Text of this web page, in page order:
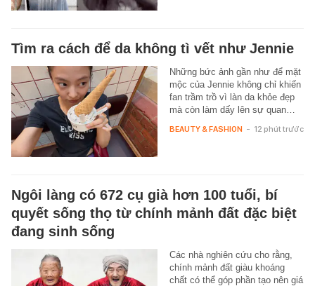
Tìm ra cách để da không tì vết như Jennie
Những bức ảnh gần như để mặt
mộc của Jennie không chỉ khiến
fan trầm trồ vì làn da khỏe đẹp
mà còn làm dấy lên sự quan…
BEAUTY & FASHION - 12 phút trước
Ngôi làng có 672 cụ già hơn 100 tuổi, bí
quyết sống thọ từ chính mảnh đất đặc biệt
đang sinh sống
Các nhà nghiên cứu cho rằng,
chính mảnh đất giàu khoáng
chất có thể góp phần tạo nên giá